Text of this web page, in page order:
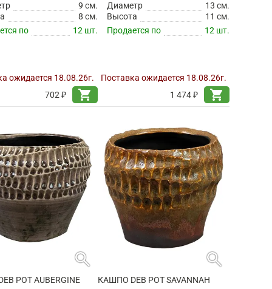
9 см.
8 см.
по
12 шт.
ожидается 18.08.26г.
702 ₽
shopping_cart
Диаметр
13 см.
Высота
11 см.
Продается по
12 шт.
Поставка ожидается 18.08.26г.
1 474 ₽
shopping_cart
search
POT AUBERGINE
search
КАШПО DEB POT SAVANNAH